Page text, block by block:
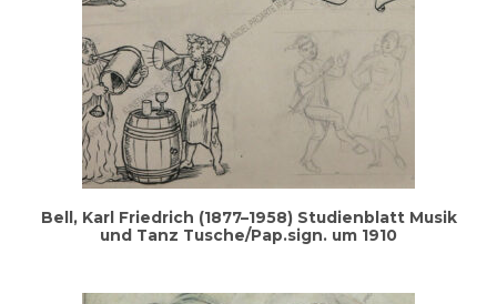
Bell, Karl Fried­rich (1877–1958) Stu­di­en­blatt Musik
und Tanz Tusche/Pap.sign. um 1910